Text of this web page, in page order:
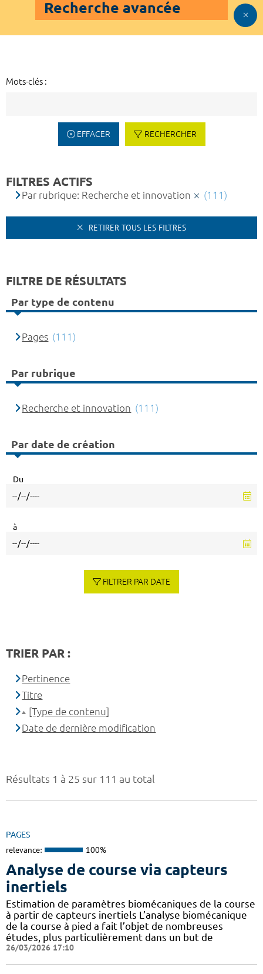
Recherche avancée
Mots-clés :
EFFACER RECHERCHER
Résultats 1 à 25 sur 111 au total
PAGES
relevance: 100%
Analyse de course via capteurs
inertiels
Estimation de paramètres biomécaniques de la course
à partir de capteurs inertiels L’analyse biomécanique
de la course à pied a fait l’objet de nombreuses
études, plus particulièrement dans un but de
26/03/2026 17:10
FILTRES ACTIFS
Par rubrique: Recherche et innovation (111)
RETIRER TOUS LES FILTRES
FILTRE DE RÉSULTATS
Par type de contenu
Pages (111)
Par rubrique
Recherche et innovation (111)
Par date de création
Du
à
FILTRER PAR DATE
TRIER PAR :
Pertinence
Titre
[Type de contenu]
Date de dernière modification